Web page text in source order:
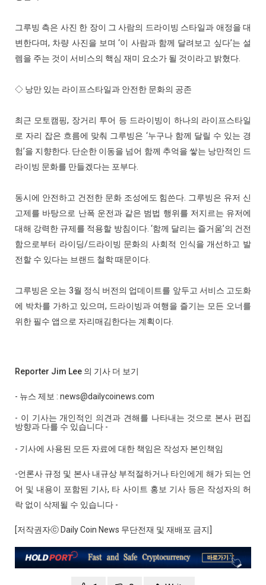
그루빙 측은 사진 한 장이 그 사람의 드라이빙 스타일과 애정을 대
변한다며, 차량 사진을 보며 ‘이 사람과 함께 달려보고 싶다’는 설
렘을 주는 것이 서비스의 핵심 재미 요소가 될 것이라고 밝혔다.
◇ 낭만 있는 라이프스타일과 안전한 문화의 공존
최근 모토캠핑, 장거리 투어 등 드라이빙이 하나의 라이프스타일
로 자리 잡은 흐름에 맞춰 그루빙은 ‘누구나 함께 달릴 수 있는 경
험’을 지향한다. 단순한 이동을 넘어 함께 추억을 쌓는 낭만적인 드
라이빙 문화를 만들겠다는 포부다.
동시에 안전하고 건전한 문화 조성에도 힘쓴다. 그루빙은 유저 신
고제를 바탕으로 난폭 운전과 같은 범법 행위를 저지르는 유저에
대해 강력한 규제를 적용할 방침이다. ‘함께 달리는 즐거움’의 건전
함으로부터 라이딩/드라이빙 문화의 사회적 인식을 개선하고 발
전할 수 있다는 브랜드 철학 때문이다.
그루빙은 오는 3월 정식 버전의 업데이트를 앞두고 서비스 고도화
에 박차를 가하고 있으며, 드라이빙과 여행을 즐기는 모든 오너를
위한 필수 앱으로 자리매김한다는 계획이다.
Reporter Jim Lee 의 기사 더 보기
- 뉴스 제보 : news@dailycoinews.com
- 이 기사는 개인적인 의견과 견해를 나타내는 것으로 본사 편집
방향과 다를 수 있습니다 -
- 기사에 사용된 모든 자료에 대한 책임은 작성자 본인책임
-언론사 규정 및 본사 내규상 부적절하거나 타인에게 해가 되는 언
어 및 내용이 포함된 기사, 타 사이트 홍보 기사 등은 작성자의 허
락 없이 삭제될 수 있습니다 -
[저작권자ⓒ Daily Coin News 무단전재 및 재배포 금지]